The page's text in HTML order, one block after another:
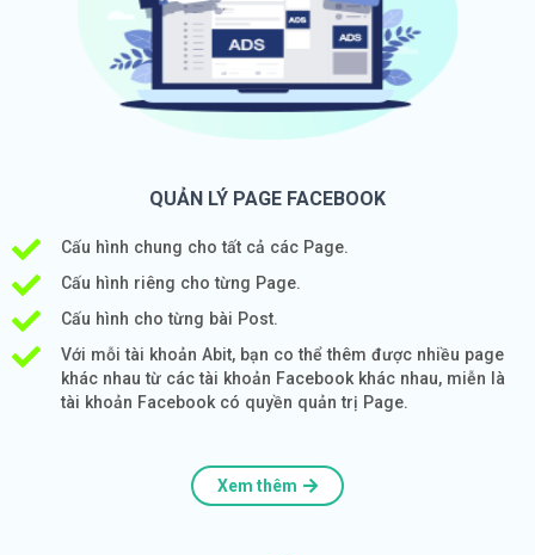
QUẢN LÝ PAGE FACEBOOK
Cấu hình chung cho tất cả các Page.
Cấu hình riêng cho từng Page.
Cấu hình cho từng bài Post.
Với mỗi tài khoản Abit, bạn co thể thêm được nhiều page
khác nhau từ các tài khoản Facebook khác nhau, miễn là
tài khoản Facebook có quyền quản trị Page.
Xem thêm